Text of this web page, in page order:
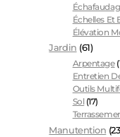
Échelles Et
Élévation
Jardin (61)
Arpentage
Entretien
Outils
Sol (17)
Manutention